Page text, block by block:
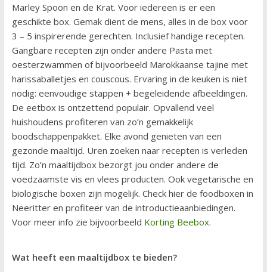
Marley Spoon en de Krat. Voor iedereen is er een
geschikte box. Gemak dient de mens, alles in de box voor
3 – 5 inspirerende gerechten. Inclusief handige recepten.
Gangbare recepten zijn onder andere Pasta met
oesterzwammen of bijvoorbeeld Marokkaanse tajine met
harissaballetjes en couscous. Ervaring in de keuken is niet
nodig: eenvoudige stappen + begeleidende afbeeldingen.
De eetbox is ontzettend populair. Opvallend veel
huishoudens profiteren van zo’n gemakkelijk
boodschappenpakket. Elke avond genieten van een
gezonde maaltijd. Uren zoeken naar recepten is verleden
tijd. Zo’n maaltijdbox bezorgt jou onder andere de
voedzaamste vis en vlees producten. Ook vegetarische en
biologische boxen zijn mogelijk. Check hier de foodboxen in
Neeritter en profiteer van de introductieaanbiedingen.
Voor meer info zie bijvoorbeeld Korting Beebox.
Wat heeft een maaltijdbox te bieden?